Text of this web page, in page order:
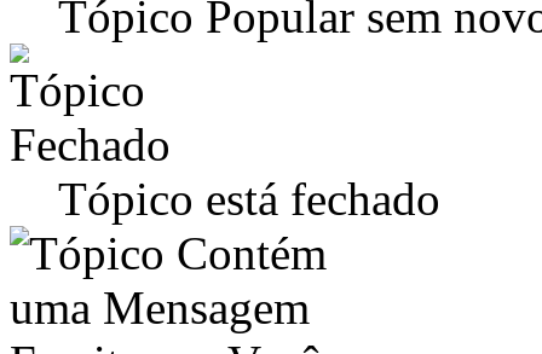
Tópico Popular sem
Tópico está fechado